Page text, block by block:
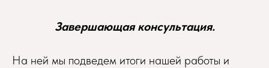
Завершающая консультация.
На ней мы подведем итоги нашей работы и